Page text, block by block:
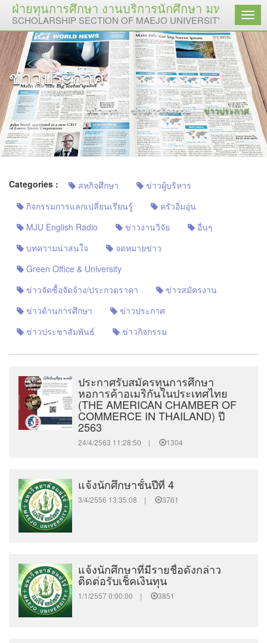
ฝ่ายทุนการศึกษา งานบริการนักศึกษา มหาวิทยา
SCHOLARSHIP SECTION OF MAEJO UNIVERSITY เมนู
ข่าวประกาศ
หน้าแรก ข่าวสารกิจกรรม ข่าวประกาศ
Categories : สหกิจศึกษา
ข่าวผู้บริหาร
กิจกรรมการแลกเปลี่ยนเรียนรู้
ครัวอิ่มอุ่น
MJU English Radio
ข่าวงานวิจัย
อื่นๆ
บทความน่าสนใจ
จดหมายข่าว
Green Office & University
ข่าวจัดซื้อจัดจ้าง/ประกวดราคา
ข่าวสมัครงาน
ข่าวด้านการศึกษา
ข่าวประกาศ
ข่าวประชาสัมพันธ์
ข่าวกิจกรรม
ประกาศรับสมัครทุนการศึกษา
หอการค้าอเมริกันในประเทศไทย
(THE AMERICAN CHAMBER OF
COMMERCE IN THAILAND) ปี
2563
24/4/2563 11:28:50 | 1304
แจ้งนักศึกษาชั้นปีที่ 4
3/4/2556 13:35:08 | 3761
แจ้งนักศึกษาที่มีรายชื่อดังกล่าว
ติดต่อรับเช็คเงินทุน
1/1/2557 0:00:00 | 3851